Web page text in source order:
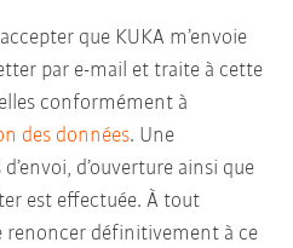
que KUKA m’envoie
par e-mail et traite à cette
conformément à
des données. Une
d’ouverture ainsi que
est effectuée. À tout
renoncer définitivement à ce